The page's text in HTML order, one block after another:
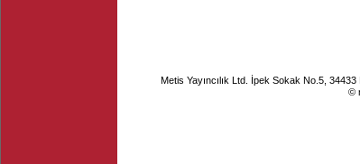
Metis Yayıncılık Ltd. İpek Sokak No.5,
©